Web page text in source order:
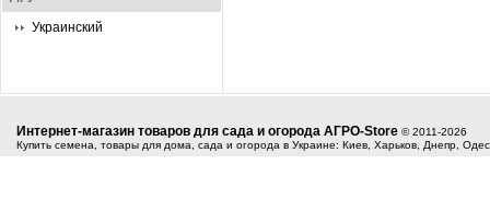
Украинский
Интернет-магазин товаров для сада и огорода АГРО-Store © 2011-2026
Купить семена, товары для дома, сада и огорода в Украине: Киев, Харьков, Днепр,